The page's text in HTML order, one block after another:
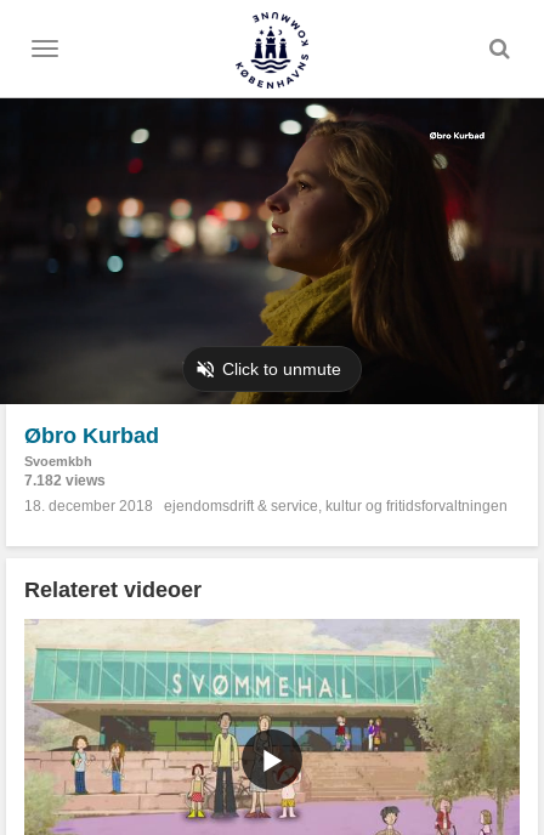
Toggle
Øbro Kurbad
Svoemkbh
7.182 views
18. december 2018
ejendomsdrift & service, kultur og fritidsforvaltningen
Relateret videoer